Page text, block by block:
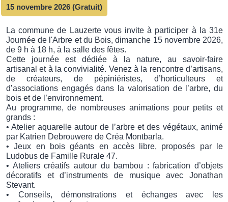
15 novembre 2026 (Gratuit)
La commune de Lauzerte vous invite à participer à la 31e
Journée de l'Arbre et du Bois, dimanche 15 novembre 2026,
de 9 h à 18 h, à la salle des fêtes.
Cette journée est dédiée à la nature, au savoir-faire
artisanal et à la convivialité. Venez à la rencontre d’artisans,
de créateurs, de pépiniéristes, d’horticulteurs et
d’associations engagés dans la valorisation de l’arbre, du
bois et de l’environnement.
Au programme, de nombreuses animations pour petits et
grands :
• Atelier aquarelle autour de l’arbre et des végétaux, animé
par Katrien Debrouwere de Créa Montbarla.
• Jeux en bois géants en accès libre, proposés par le
Ludobus de Famille Rurale 47.
• Ateliers créatifs autour du bambou : fabrication d’objets
décoratifs et d’instruments de musique avec Jonathan
Stevant.
• Conseils, démonstrations et échanges avec les